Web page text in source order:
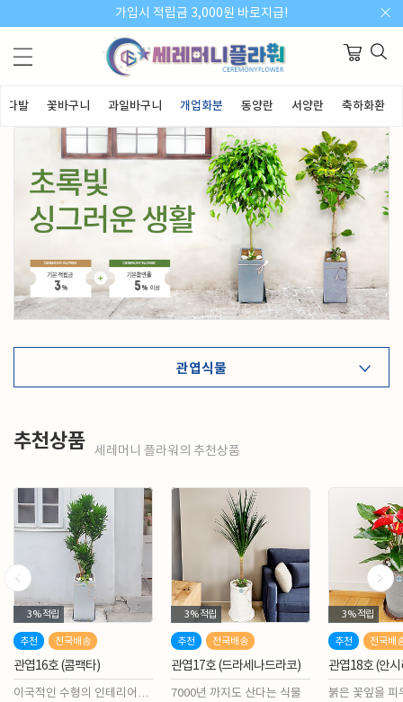
가입시 적립금 3,000원 바로지급!
다발 꽃바구니 과일바구니 개업화분 동양란 서양란 축하화환
관엽식물
추천상품 세레머니 플라워의 추천상품
전국배송
호 (콤팩타)
인 수형의 인테리어식
3%
전국배송
관엽17호 (드라세나드라코)
7000년 까지도 산다는 식물
3%
전국배송
관엽18호 (안시리움)
붉은 꽃잎을 피우는 식